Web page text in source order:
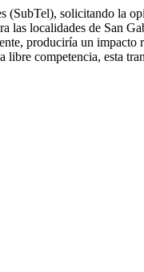
(SubTel), solicitando la
las localidades de San
produciría un impacto
competencia, esta